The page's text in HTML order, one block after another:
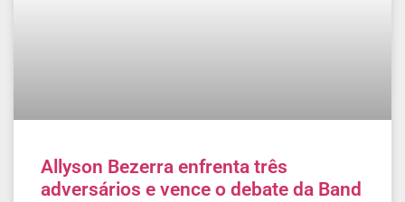
Allyson Bezerra enfrenta três
adversários e vence o debate da Band